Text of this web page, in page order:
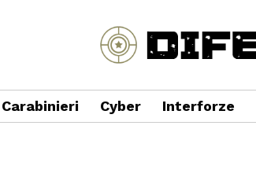
Carabinieri Cyber Interforze